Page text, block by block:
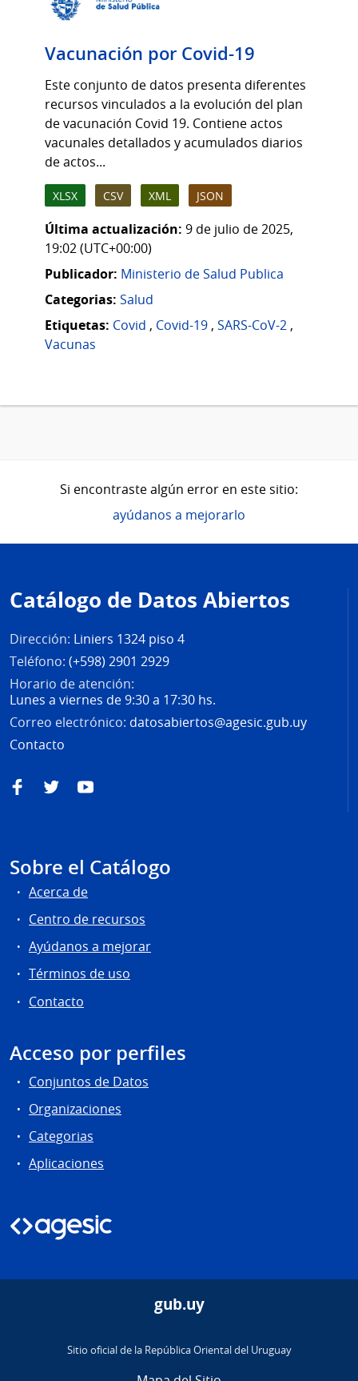
Vacunación por Covid-19
Este conjunto de datos presenta diferentes
recursos vinculados a la evolución del plan
de vacunación Covid 19. Contiene actos
vacunales detallados y acumulados diarios
de actos...
XLSX CSV XML JSON
Última actualización: 9 de julio de 2025,
19:02 (UTC+00:00)
Publicador: Ministerio de Salud Publica
Categorias: Salud
Etiquetas: Covid , Covid-19 , SARS-CoV-2 ,
Vacunas
Si encontraste algún error en este sitio:
ayúdanos a mejorarlo
de
página
Catálogo de Datos Abiertos
Dirección: Liniers 1324 piso 4
Teléfono: (+598) 2901 2929
Horario de atención:
Lunes a viernes de 9:30 a 17:30 hs.
Correo electrónico: datosabiertos@agesic.gub.uy
Contacto
FacebookTwitterYouTube
Sobre el Catálogo
Acerca de
Centro de recursos
Ayúdanos a mejorar
Términos de uso
Contacto
Acceso por perfiles
Conjuntos de Datos
Organizaciones
Categorias
Aplicaciones
gub.uy
Sitio oficial de la República Oriental del Uruguay